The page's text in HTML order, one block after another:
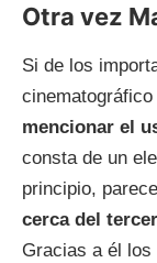
Otra vez
Si de los
cinematográfico
mencionar el
consta de un
principio,
cerca del
Gracias a él